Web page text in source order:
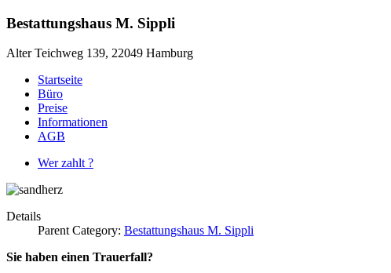
Bestattungshaus M. Sippli
Alter Teichweg 139, 22049 Hamburg
Startseite
Büro
Preise
Informationen
AGB
Wer zahlt ?
Details
Parent Category: Bestattungshaus M. Sippli
Sie haben einen Trauerfall?